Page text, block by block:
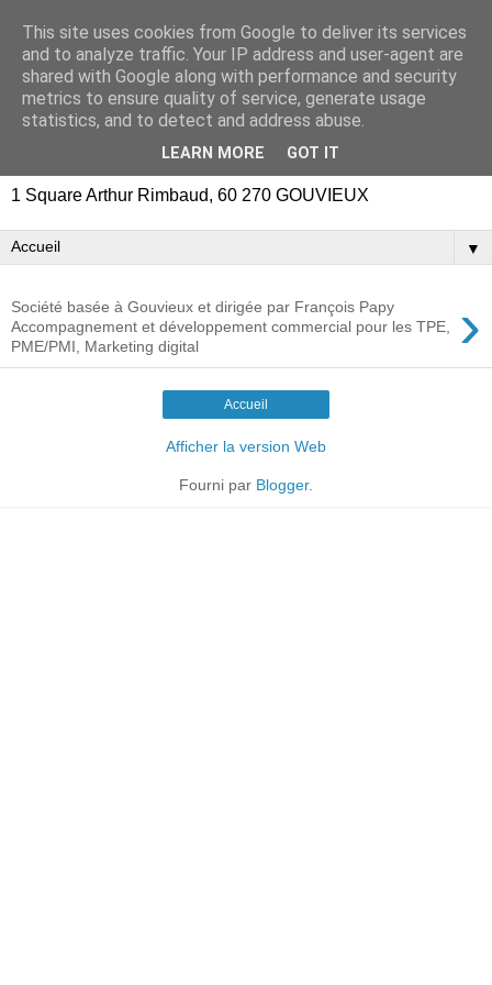
CM2L : Accompagnement
et Développement
Commercial
1 Square Arthur Rimbaud, 60 270 GOUVIEUX
▼
›
Société basée à Gouvieux et dirigée par François Papy
Accompagnement et développement commercial pour les TPE,
PME/PMI, Marketing digital
Accueil
Afficher la version Web
Fourni par Blogger.
This site uses cookies from Google to deliver its services
and to analyze traffic. Your IP address and user-agent are
shared with Google along with performance and security
metrics to ensure quality of service, generate usage
statistics, and to detect and address abuse.
LEARN MORE GOT IT